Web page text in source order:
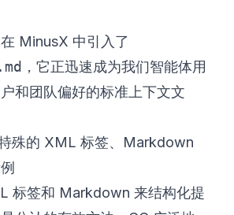
MinusX 中引入了
，它正迅速成为我们智能体用
和团队偏好的标准上下文文
殊的 XML 标签、Markdown
标签和 Markdown 来结构化提